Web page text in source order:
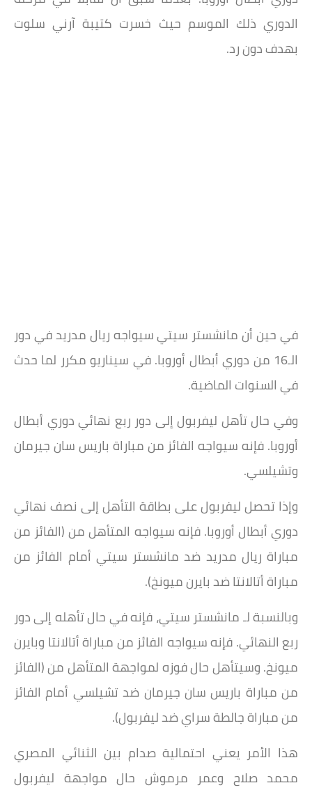
الدوري ذلك الموسم حيث خسرت كتيبة آرني سلوت
بهدف دون رد.
في حين أن مانشستر سيتي سيواجه ريال مدريد في دور
الـ16 من دوري أبطال أوروبا. في سيناريو مكرر لما حدث
في السنوات الماضية.
وفي حال تأهل ليفربول إلى دور ربع نهائي دوري أبطال
أوروبا. فإنه سيواجه الفائز من مباراة باريس سان جيرمان
وتشيلسي.
وإذا تحصل ليفربول على بطاقة التأهل إلى نصف نهائي
دوري أبطال أوروبا. فإنه سيواجه المتأهل من (الفائز من
مباراة ريال مدريد ضد مانشستر سيتي أمام الفائز من
مباراة أتالانتا ضد بايرن ميونخ).
وبالنسبة لـ مانشستر سيتي، فإنه في حال تأهله إلى دور
ربع النهائي. فإنه سيواجه الفائز من مباراة أتالانتا وبايرن
ميونخ. وسيتأهل حال فوزه لمواجهة المتأهل من (الفائز
من مباراة باريس سان جيرمان ضد تشيلسي أمام الفائز
من مباراة جالطة سراي ضد ليفربول).
هذا الأمر يعني احتمالية صدام بين الثنائي المصري
محمد صلاح وعمر مرموش حال مواجهة ليفربول